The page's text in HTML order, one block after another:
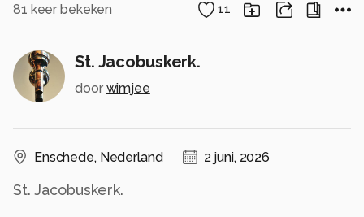
81 keer bekeken 11
St. Jacobuskerk.
door wimjee
Enschede, Nederland 2 juni, 2026
St. Jacobuskerk.